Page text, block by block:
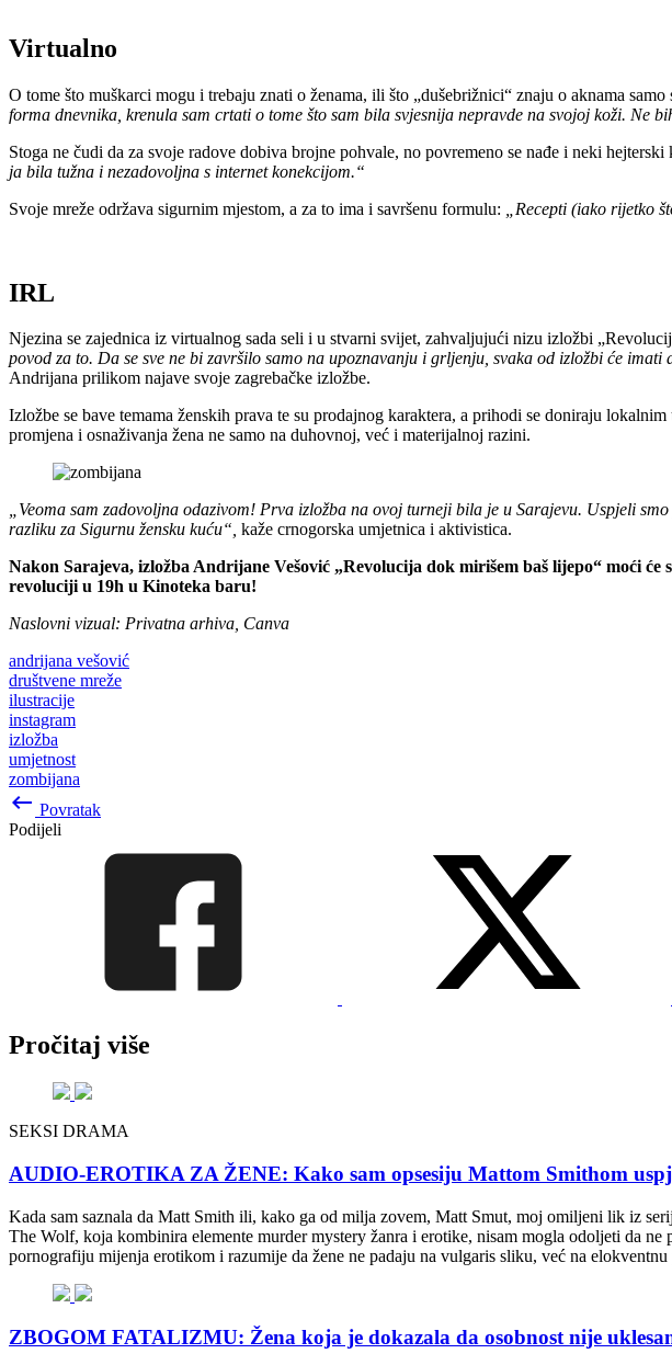
Virtualno
O tome što muškarci mogu i trebaju znati o ženama, ili što „dušebrižnici“ znaju o aknama
forma dnevnika, krenula sam crtati o tome što sam bila svjesnija nepravde na svojoj koži. Ne
Stoga ne čudi da za svoje radove dobiva brojne pohvale, no povremeno se nađe i neki hejterski
ja bila tužna i nezadovoljna s internet konekcijom.“
Svoje mreže održava sigurnim mjestom, a za to ima i savršenu formulu:
„Recepti (iako rijetko
IRL
Njezina se zajednica iz virtualnog sada seli i u stvarni svijet, zahvaljujući nizu izložbi
povod za to. Da se sve ne bi završilo samo na upoznavanju i grljenju, svaka od izložbi će
Andrijana prilikom najave svoje zagrebačke izložbe.
Izložbe se bave temama ženskih prava te su prodajnog karaktera, a prihodi se doniraju
promjena i osnaživanja žena ne samo na duhovnoj, već i materijalnoj razini.
„Veoma sam zadovoljna odazivom! Prva izložba na ovoj turneji bila je u Sarajevu. Uspjeli
razliku za Sigurnu žensku kuću“, kaže crnogorska umjetnica i aktivistica.
Nakon Sarajeva, izložba Andrijane Vešović „Revolucija dok mirišem baš lijepo“ moći
revoluciji u 19h u Kinoteka baru!
Naslovni vizual: Privatna arhiva, Canva
andrijana vešović
društvene mreže
ilustracije
instagram
izložba
umjetnost
zombijana
keyboard_backspace Povratak
Podijeli
Pročitaj više
SEKSI DRAMA
AUDIO-EROTIKA ZA ŽENE: Kako sam opsesiju Mattom Smithom
Kada sam saznala da Matt Smith ili, kako ga od milja zovem, Matt Smut, moj omiljeni lik iz
The Wolf, koja kombinira elemente murder mystery žanra i erotike, nisam mogla odoljeti da
pornografiju mijenja erotikom i razumije da žene ne padaju na vulgaris sliku, već na elokventnu
ZBOGOM FATALIZMU: Žena koja je dokazala da osobnost nije